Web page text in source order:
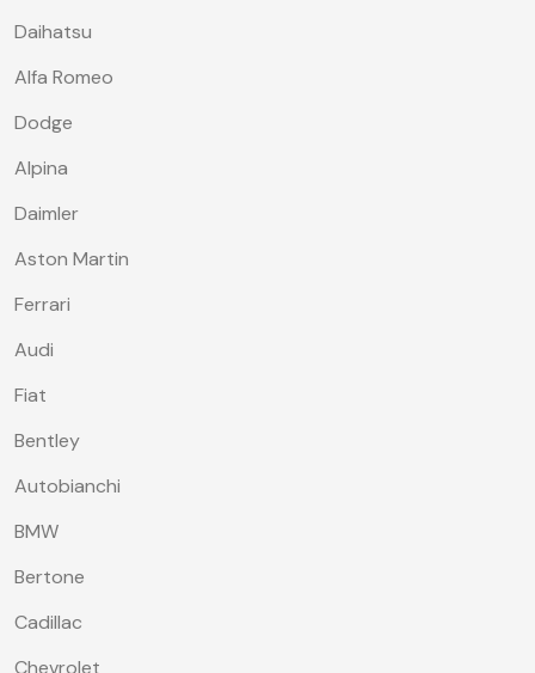
Daihatsu
Alfa Romeo
Dodge
Alpina
Daimler
Aston Martin
Ferrari
Audi
Fiat
Bentley
Autobianchi
BMW
Bertone
Cadillac
Chevrolet